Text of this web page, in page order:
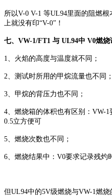
所以V-0 V-1 等UL94里面的阻燃
上就没有印“V-0”！
七、VW-1/FT1 与 UL94中 V0燃烧
1、火焰的高度与温度就不同；
2、测试时所用的甲烷流量也不同；
3、甲烷的背压力也不同；
4、燃烧箱的体积也有区别：VW-
0.5立方便可
5、燃烧次数也不同；
6、燃烧结果中：V0要求记录残灼
但UL94中的5V级燃烧与VW-1燃